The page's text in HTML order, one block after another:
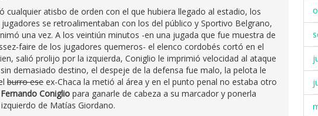
cualquier atisbo de orden con el que hubiera llegado al estadio, los
se retroalimentaban con los del público y Sportivo Belgrano,
una vez. A los veintiún minutos -en una jugada que fue muestra de
faire de los jugadores quemeros- el elenco cordobés cortó en el
salió prolijo por la izquierda, Coniglio le imprimió velocidad al ataque
demasiado destino, el despeje de la defensa fue malo, la pelota le
burro ese ex-Chaca la metió al área y en el punto penal no estaba otro
Fernando Coniglio para ganarle de cabeza a su marcador y ponerla
de Matías Giordano.